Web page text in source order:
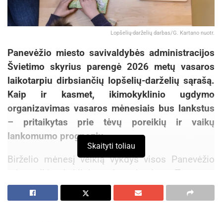
Lopšelių-darželių darbas/G. Kartano nuotr.
Panevėžio miesto savivaldybės administracijos
Švietimo skyrius parengė 2026 metų vasaros
laikotarpiu dirbsiančių lopšelių-darželių sąrašą.
Kaip ir kasmet, ikimokyklinio ugdymo
organizavimas vasaros mėnesiais bus lankstus
– pritaikytas prie tėvų poreikių ir vaikų
lankomumo prognozių.
Birželio mėnesį veiklą vykdys visos Panevėžio
miesto ikimokyklinio ugdymo įstaigos. Tuo tarpu
liepą ir rugpjūtį darželiai dirbs pakaitomis – dalis
įstaigų bus laikinai uždaromos planiniams
Skaityti toliau